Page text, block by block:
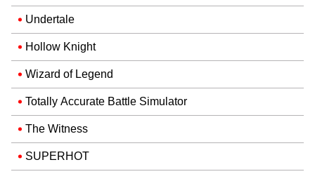
Undertale
Hollow Knight
Wizard of Legend
Totally Accurate Battle Simulator
The Witness
SUPERHOT